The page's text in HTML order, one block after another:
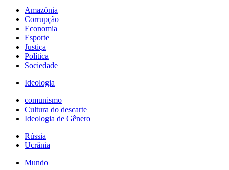
Amazônia
Corrupção
Economia
Esporte
Justiça
Política
Sociedade
Ideologia
comunismo
Cultura do descarte
Ideologia de Gênero
Rússia
Ucrânia
Mundo